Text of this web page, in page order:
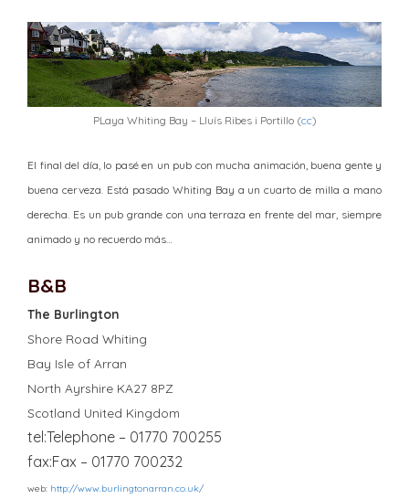
PLaya Whiting Bay – Lluís Ribes i Portillo (cc)
El final del día, lo pasé en un pub con mucha animación, buena gente y
buena cerveza. Está pasado Whiting Bay a un cuarto de milla a mano
derecha. Es un pub grande con una terraza en frente del mar, siempre
animado y no recuerdo más…
B&B
The Burlington
Shore Road Whiting
Bay Isle of Arran
North Ayrshire KA27 8PZ
Scotland United Kingdom
tel:Telephone – 01770 700255
fax:Fax – 01770 700232
web: http://www.burlingtonarran.co.uk/